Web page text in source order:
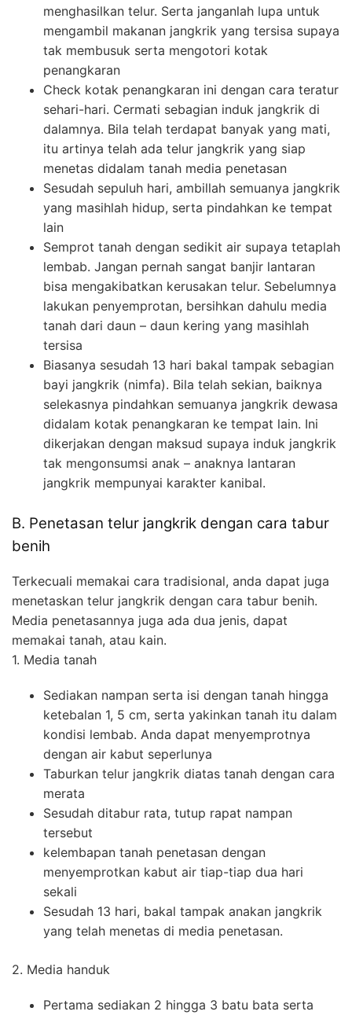
menghasilkan telur. Serta janganlah lupa untuk
mengambil makanan jangkrik yang tersisa supaya
tak membusuk serta mengotori kotak
penangkaran
Check kotak penangkaran ini dengan cara teratur
sehari-hari. Cermati sebagian induk jangkrik di
dalamnya. Bila telah terdapat banyak yang mati,
itu artinya telah ada telur jangkrik yang siap
menetas didalam tanah media penetasan
Sesudah sepuluh hari, ambillah semuanya jangkrik
yang masihlah hidup, serta pindahkan ke tempat
lain
Semprot tanah dengan sedikit air supaya tetaplah
lembab. Jangan pernah sangat banjir lantaran
bisa mengakibatkan kerusakan telur. Sebelumnya
lakukan penyemprotan, bersihkan dahulu media
tanah dari daun – daun kering yang masihlah
tersisa
Biasanya sesudah 13 hari bakal tampak sebagian
bayi jangkrik (nimfa). Bila telah sekian, baiknya
selekasnya pindahkan semuanya jangkrik dewasa
didalam kotak penangkaran ke tempat lain. Ini
dikerjakan dengan maksud supaya induk jangkrik
tak mengonsumsi anak – anaknya lantaran
jangkrik mempunyai karakter kanibal.
B. Penetasan telur jangkrik dengan cara tabur
benih
Terkecuali memakai cara tradisional, anda dapat juga
menetaskan telur jangkrik dengan cara tabur benih.
Media penetasannya juga ada dua jenis, dapat
memakai tanah, atau kain.
1. Media tanah
Sediakan nampan serta isi dengan tanah hingga
ketebalan 1, 5 cm, serta yakinkan tanah itu dalam
kondisi lembab. Anda dapat menyemprotnya
dengan air kabut seperlunya
Taburkan telur jangkrik diatas tanah dengan cara
merata
Sesudah ditabur rata, tutup rapat nampan
tersebut
kelembapan tanah penetasan dengan
menyemprotkan kabut air tiap-tiap dua hari
sekali
Sesudah 13 hari, bakal tampak anakan jangkrik
yang telah menetas di media penetasan.
2. Media handuk
Pertama sediakan 2 hingga 3 batu bata serta